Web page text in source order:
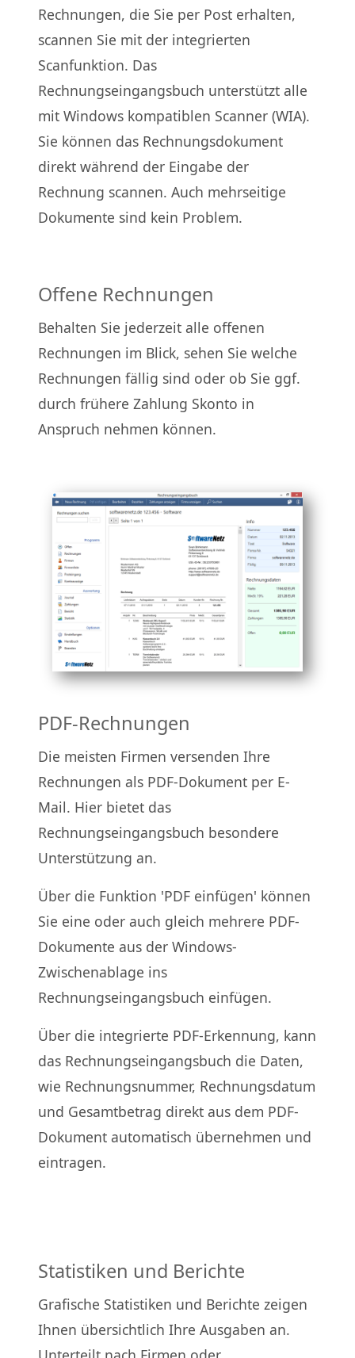
Rechnungen, die Sie per Post erhalten,
scannen Sie mit der integrierten
Scanfunktion. Das
Rechnungseingangsbuch unterstützt alle
mit Windows kompatiblen Scanner (WIA).
Sie können das Rechnungsdokument
direkt während der Eingabe der
Rechnung scannen. Auch mehrseitige
Dokumente sind kein Problem.
Offene Rechnungen
Behalten Sie jederzeit alle offenen
Rechnungen im Blick, sehen Sie welche
Rechnungen fällig sind oder ob Sie ggf.
durch frühere Zahlung Skonto in
Anspruch nehmen können.
PDF-Rechnungen
Die meisten Firmen versenden Ihre
Rechnungen als PDF-Dokument per E-
Mail. Hier bietet das
Rechnungseingangsbuch besondere
Unterstützung an.
Über die Funktion 'PDF einfügen' können
Sie eine oder auch gleich mehrere PDF-
Dokumente aus der Windows-
Zwischenablage ins
Rechnungseingangsbuch einfügen.
Über die integrierte PDF-Erkennung, kann
das Rechnungseingangsbuch die Daten,
wie Rechnungsnummer, Rechnungsdatum
und Gesamtbetrag direkt aus dem PDF-
Dokument automatisch übernehmen und
eintragen.
Statistiken und Berichte
Grafische Statistiken und Berichte zeigen
Ihnen übersichtlich Ihre Ausgaben an.